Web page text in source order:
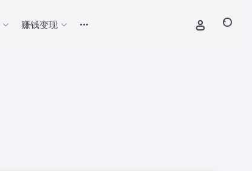
赚钱变现